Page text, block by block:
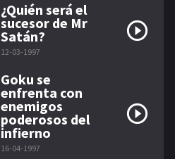
¿Quién será el
sucesor de Mr
Satán?
12-03-1997
Goku se
enfrenta con
enemigos
poderosos del
infierno
16-04-1997